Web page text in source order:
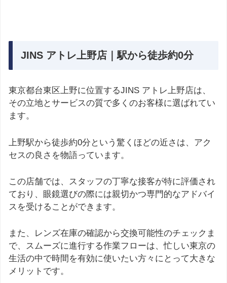
JINS アトレ上野店｜駅から徒歩約0分
東京都台東区上野に位置するJINS アトレ上野店は、
その立地とサービスの質で多くのお客様に選ばれてい
ます。
上野駅から徒歩約0分という驚くほどの近さは、アク
セスの良さを物語っています。
この店舗では、スタッフの丁寧な接客が特に評価され
ており、眼鏡選びの際には親切かつ専門的なアドバイ
スを受けることができます。
また、レンズ在庫の確認から交換可能性のチェックま
で、スムーズに進行する作業フローは、忙しい東京の
生活の中で時間を有効に使いたい方々にとって大きな
メリットです。